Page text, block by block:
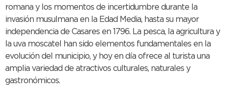
romana y los momentos de incertidumbre durante la
invasión musulmana en la Edad Media, hasta su mayor
independencia de Casares en 1796. La pesca, la agricultura y
la uva moscatel han sido elementos fundamentales en la
evolución del municipio, y hoy en día ofrece al turista una
amplia variedad de atractivos culturales, naturales y
gastronómicos.